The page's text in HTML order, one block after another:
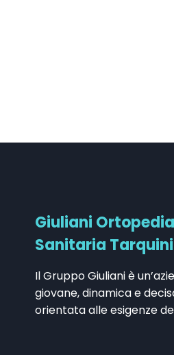
Giuliani Ortopedia
Sanitaria
Il Gruppo Giuliani è
giovane, dinamica e
orientata alle esigenze